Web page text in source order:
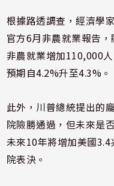
根據路透調查，經濟學
官方6月非農就業報告
非農就業增加110,000
預期自4.2%升至4.3%。
此外，川普總統提出的
院險勝通過，但未來是
未來10年將增加美國
院表決。